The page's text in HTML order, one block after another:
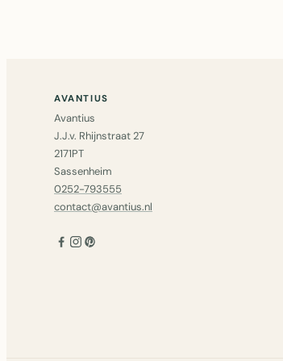
AVANTIUS
Avantius
J.J.v. Rhijnstraat 27
2171PT
Sassenheim
0252-793555
contact@avantius.nl